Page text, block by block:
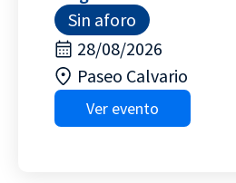
Sin aforo
28/08/2026
Paseo Calvario
Ver evento